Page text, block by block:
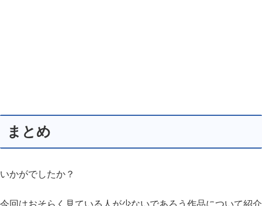
まとめ
いかがでしたか？
今回はおそらく見ている人が少ないであろう作品について紹介